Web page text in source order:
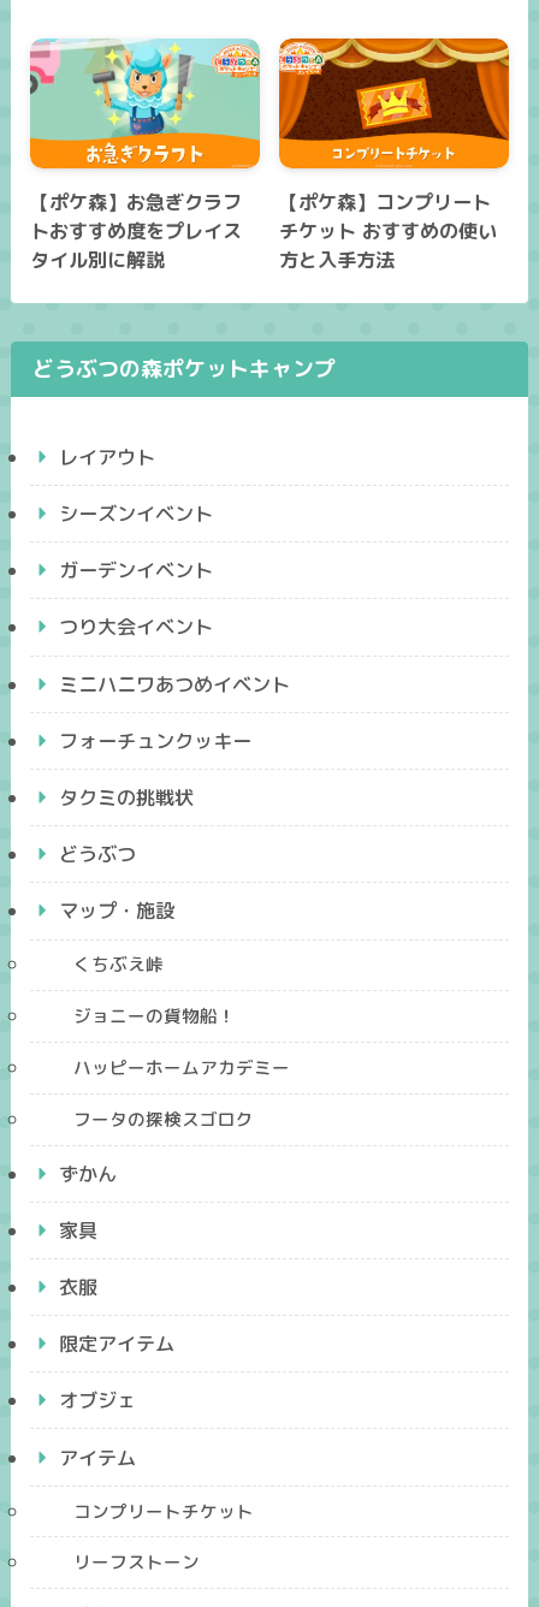
【ポケ森】お急ぎクラフ
トおすすめ度をプレイス
タイル別に解説
【ポケ森】コンプリート
チケット おすすめの使い
方と入手方法
どうぶつの森ポケットキャンプ
レイアウト
シーズンイベント
ガーデンイベント
つり大会イベント
ミニハニワあつめイベント
フォーチュンクッキー
タクミの挑戦状
どうぶつ
マップ・施設
くちぶえ峠
ジョニーの貨物船！
ハッピーホームアカデミー
フータの探検スゴロク
ずかん
家具
衣服
限定アイテム
オブジェ
アイテム
コンプリートチケット
リーフストーン